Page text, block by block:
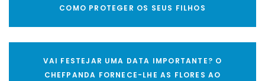
COMO PROTEGER OS SEUS FILHOS
VAI FESTEJAR UMA DATA IMPORTANTE? O
CHEFPANDA FORNECE-LHE AS FLORES AO